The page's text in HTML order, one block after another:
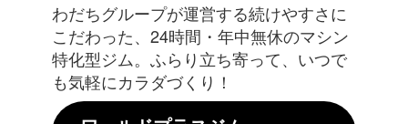
わだちグループが運営する続けやすさに
こだわった、24時間・年中無休のマシン
特化型ジム。ふらり立ち寄って、いつで
も気軽にカラダづくり！